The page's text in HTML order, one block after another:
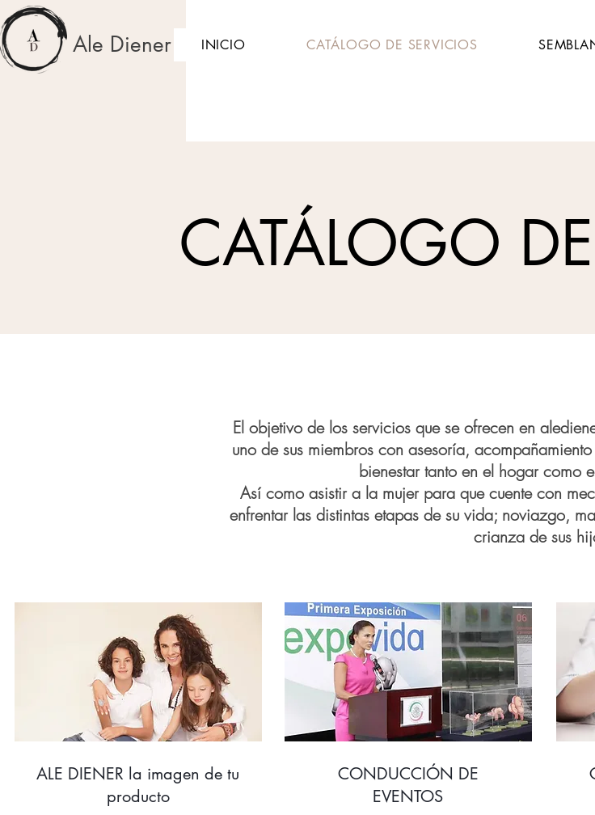
Ale Diener INICIO CATÁLOGO DE SERVICIOS
CATÁLOGO
El objetivo de los servicios que se ofrecen en
uno de sus miembros con asesoría,
bienestar tanto en el hogar como
Así como asistir a la mujer para que cuente con
enfrentar las distintas etapas de su vida; noviazgo,
crianza de sus
ALE DIENER la imagen de tu
producto
CONDUCCIÓN DE
EVENTOS